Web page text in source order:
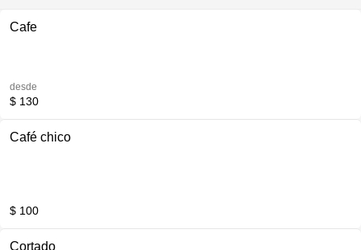
Cafe
desde
$ 130
Café chico
$ 100
Cortado